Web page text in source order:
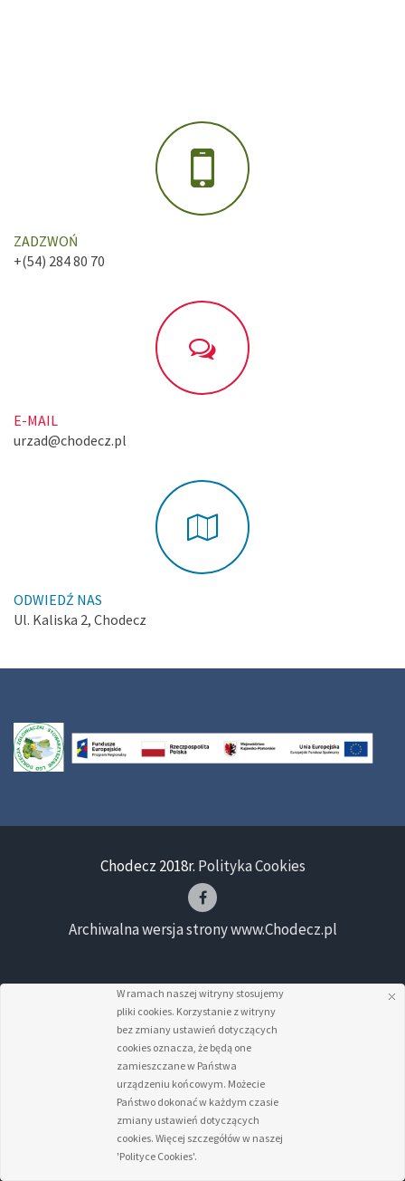
ZADZWOŃ
+(54) 284 80 70
E-MAIL
urzad@chodecz.pl
ODWIEDŹ NAS
Ul. Kaliska 2, Chodecz
Chodecz 2018r. Polityka Cookies
Archiwalna wersja strony www.Chodecz.pl
W ramach naszej witryny stosujemy
pliki cookies. Korzystanie z witryny
bez zmiany ustawień dotyczących
cookies oznacza, że będą one
zamieszczane w Państwa
urządzeniu końcowym. Możecie
Państwo dokonać w każdym czasie
zmiany ustawień dotyczących
cookies. Więcej szczegółów w naszej
'Polityce Cookies'.